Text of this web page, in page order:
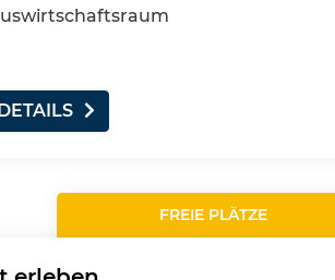
FREIE PLÄTZE